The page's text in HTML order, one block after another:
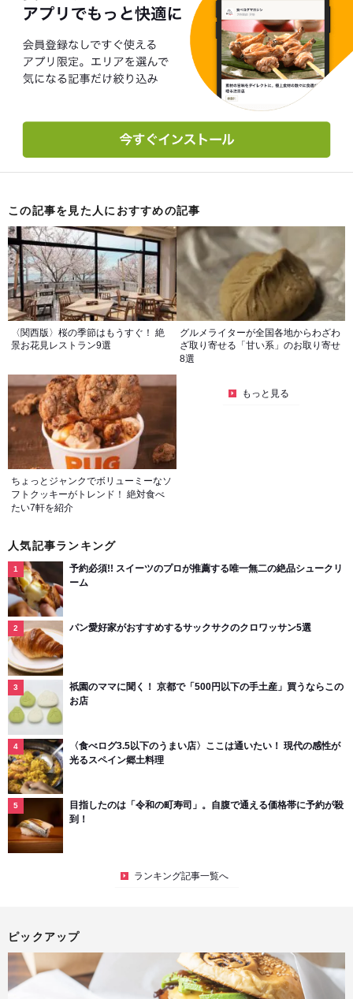
この記事を見た人におすすめの記事
〈関西版〉桜の季節はもうすぐ！ 絶
景お花見レストラン9選
グルメライターが全国各地からわざわ
ざ取り寄せる「甘い系」のお取り寄せ
8選
ちょっとジャンクでボリューミーなソ
フトクッキーがトレンド！ 絶対食べ
たい7軒を紹介
もっと見る
人気記事ランキング
予約必須!! スイーツのプロが推薦する唯一無二の絶品シュークリ
ーム
パン愛好家がおすすめするサックサクのクロワッサン5選
祇園のママに聞く！ 京都で「500円以下の手土産」買うならこの
お店
〈食べログ3.5以下のうまい店〉ここは通いたい！ 現代の感性が
光るスペイン郷土料理
目指したのは「令和の町寿司」。自腹で通える価格帯に予約が殺
到！
ランキング記事一覧へ
ピックアップ